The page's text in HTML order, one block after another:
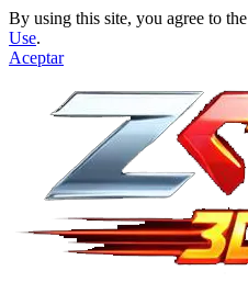
By using this site, you agree to the
Use.
Aceptar